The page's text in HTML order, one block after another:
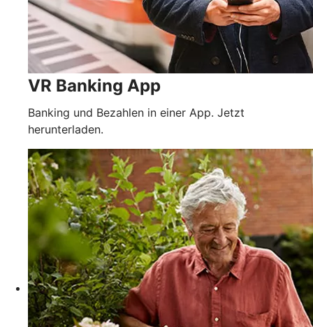
VR Banking App
Banking und Bezahlen in einer App. Jetzt
herunterladen.